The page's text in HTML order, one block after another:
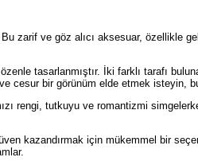
zarif ve göz alıcı aksesuar, özellikle
tasarlanmıştır. İki farklı tarafı
cesur bir görünüm elde etmek isteyin,
rengi, tutkuyu ve romantizmi
kazandırmak için mükemmel bir